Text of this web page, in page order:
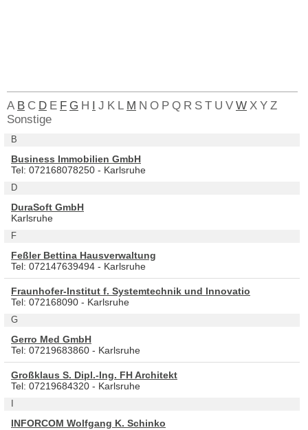
A B C D E F G H I J K L M N O P Q R S T U V W X Y Z
Sonstige
B
Business Immobilien GmbH
Tel: 072168078250 - Karlsruhe
D
DuraSoft GmbH
Karlsruhe
F
Feßler Bettina Hausverwaltung
Tel: 072147639494 - Karlsruhe
Fraunhofer-Institut f. Systemtechnik und Innovatio
Tel: 072168090 - Karlsruhe
G
Gerro Med GmbH
Tel: 07219683860 - Karlsruhe
Großklaus S. Dipl.-Ing. FH Architekt
Tel: 07219684320 - Karlsruhe
INFORCOM Wolfgang K. Schinko